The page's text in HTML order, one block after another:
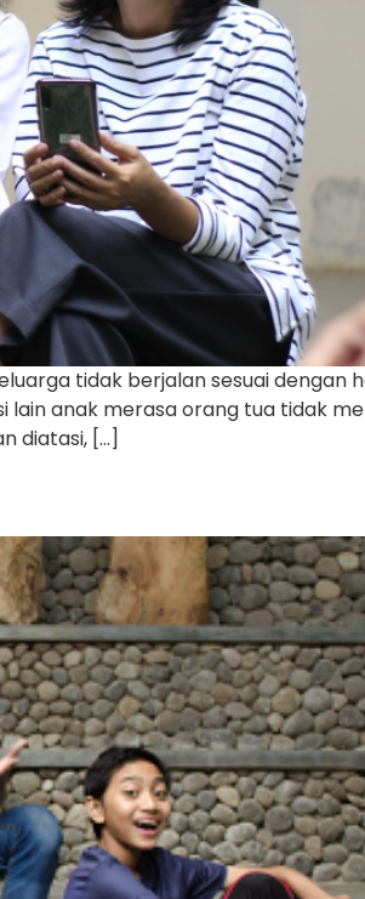
tidak berjalan sesuai dengan
lain anak merasa orang tua tidak
diatasi, […]